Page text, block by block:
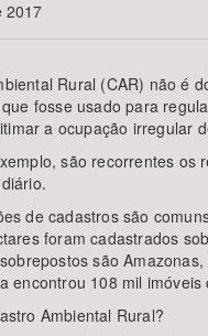
2017
Rural (CAR) não é
fosse usado para
a ocupação irregular
são recorrentes os
de cadastros são
foram cadastrados
são
encontrou 108 mil
Ambiental Rural?